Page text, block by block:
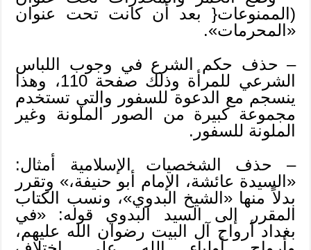
(الممنوعات{ بعد أن كانت تحت عنوان
«المحرمات».
– حذف حكم الشرع في وجوب اللباس
الشرعي للمرأة وذلك صفحة 110، وهذا
ينسجم مع الدعوة للسفور والتي تستخدم
مجموعة كبيرة من الصور الملونة وغير
الملونة للسفور.
– حذف الشخصيات الإسلامية أمثال:
«السيدة عائشة، الإمام أبو حنيفة،» وتقرر
بدلاً منها «الشيخ البدوي»، ونسب الكتاب
المقرر إلى السيد البدوي قوله: «في
بغداد أرواح آل البيت رضوان الله عليهم،